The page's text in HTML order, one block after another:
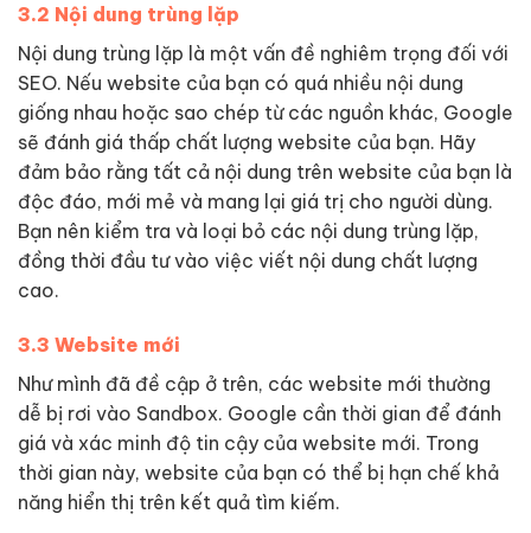
3.2 Nội dung trùng lặp
Nội dung trùng lặp là một vấn đề nghiêm trọng đối với
SEO. Nếu website của bạn có quá nhiều nội dung
giống nhau hoặc sao chép từ các nguồn khác, Google
sẽ đánh giá thấp chất lượng website của bạn. Hãy
đảm bảo rằng tất cả nội dung trên website của bạn là
độc đáo, mới mẻ và mang lại giá trị cho người dùng.
Bạn nên kiểm tra và loại bỏ các nội dung trùng lặp,
đồng thời đầu tư vào việc viết nội dung chất lượng
cao.
3.3 Website mới
Như mình đã đề cập ở trên, các website mới thường
dễ bị rơi vào Sandbox. Google cần thời gian để đánh
giá và xác minh độ tin cậy của website mới. Trong
thời gian này, website của bạn có thể bị hạn chế khả
năng hiển thị trên kết quả tìm kiếm.